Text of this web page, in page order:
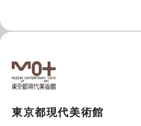
東京都現代美術館